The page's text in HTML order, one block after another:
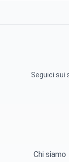
Seguici sui
Chi siamo